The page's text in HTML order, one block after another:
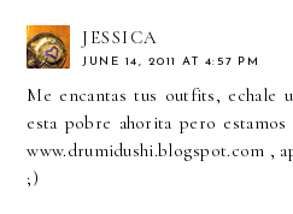
JESSICA
JUNE 14, 2011 AT 4:57 PM
Me encantas tus outfits, echale
esta pobre ahorita pero
www.drumidushi.blogspot.com ,
;)